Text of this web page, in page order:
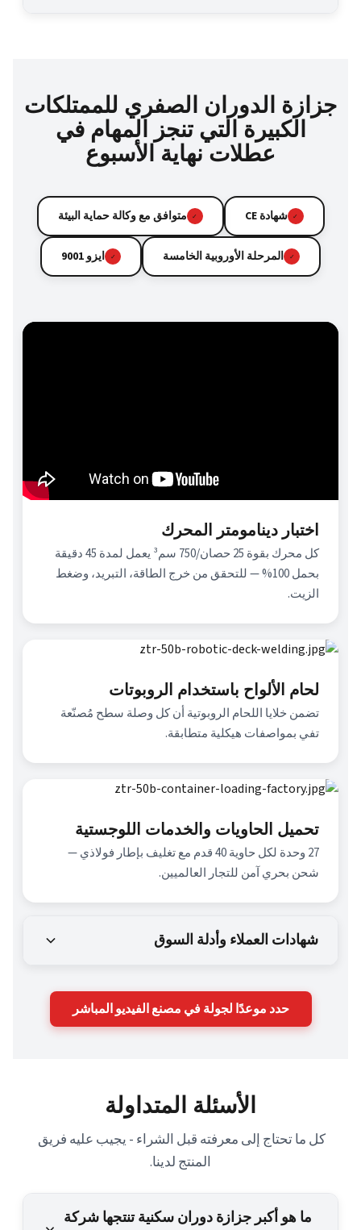
جزازة الدوران الصفري للممتلكات
الكبيرة التي تنجز المهام في
عطلات نهاية الأسبوع
✓ شهادة CE ✓ متوافق مع وكالة حماية البيئة
✓ المرحلة الأوروبية الخامسة ✓ ايزو 9001
اختبار دينامومتر المحرك
كل محرك بقوة 25 حصان/750 سم³ يعمل لمدة 45 دقيقة
بحمل 100% — للتحقق من خرج الطاقة، التبريد، وضغط
الزيت.
لحام الألواح باستخدام الروبوتات
تضمن خلايا اللحام الروبوتية أن كل وصلة سطح مُصنّعة
تفي بمواصفات هيكلية متطابقة.
تحميل الحاويات والخدمات اللوجستية
27 وحدة لكل حاوية 40 قدم مع تغليف بإطار فولاذي —
شحن بحري آمن للتجار العالميين.
شهادات العملاء وأدلة السوق
حدد موعدًا لجولة في مصنع الفيديو المباشر
الأسئلة المتداولة
كل ما تحتاج إلى معرفته قبل الشراء - يجيب عليه فريق
المنتج لدينا.
ما هو أكبر جزازة دوران سكنية تنتجها شركة